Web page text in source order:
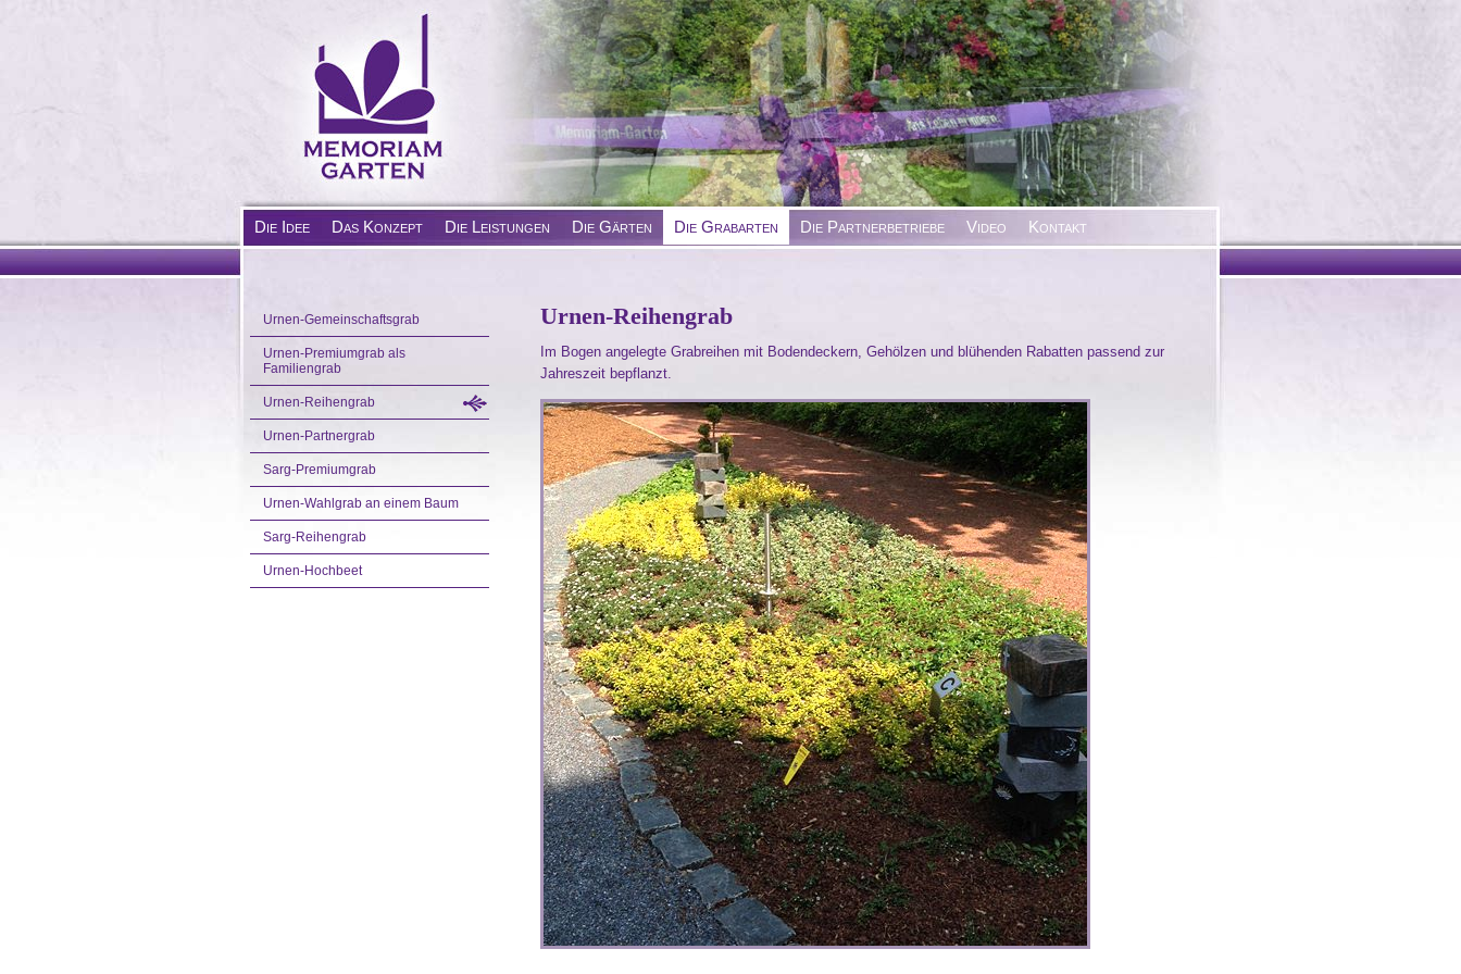
Die Idee Das Konzept Die Leistungen Die Gärten Die Grabarten Die Partnerbetriebe Video Kontakt
Urnen-Gemeinschaftsgrab
Urnen-Premiumgrab als
Familiengrab
Urnen-Reihengrab
Urnen-Partnergrab
Sarg-Premiumgrab
Urnen-Wahlgrab an einem Baum
Sarg-Reihengrab
Urnen-Hochbeet
Urnen-Reihengrab
Im Bogen angelegte Grabreihen mit Bodendeckern, Gehölzen und blühenden Rabatten passend zur
Jahreszeit bepflanzt.